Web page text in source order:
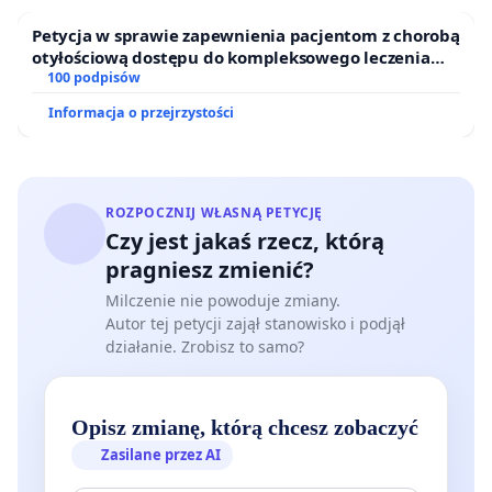
Bieżanów). Warianty zachodnie w ogóle nie były
brane pod uwagę z uwagi na ich bezzasadność.
Zatem mieszkańcy zagrożeni wariantami
merytorycznych. Analiza STEŚ tylko potwierdziła
bezzasadność badania tych wariantów, a mimo to
dochodzi do ponownego resetu i przywrócenia
tych wariantów do analiz.
Niezależnie od powyższego, wszystkie analizowane
warianty z węzła Bieżanów przebiegają przez
niezabytkową część Kopalni Soli Wieliczka,
połączoną hydraulicznie z częścią zabytkową.
Petycja w sprawie zapewnienia pacjentom z chorobą
otyłościową dostępu do kompleksowego leczenia
oraz programów profilaktycznych.
100 podpisów
Informacja o przejrzystości
ROZPOCZNIJ WŁASNĄ PETYCJĘ
Czy jest jakaś rzecz, którą
pragniesz zmienić?
Milczenie nie powoduje zmiany.
Autor tej petycji zajął stanowisko i podjął
działanie. Zrobisz to samo?
Opisz zmianę, którą chcesz zobaczyć
Zasilane przez AI